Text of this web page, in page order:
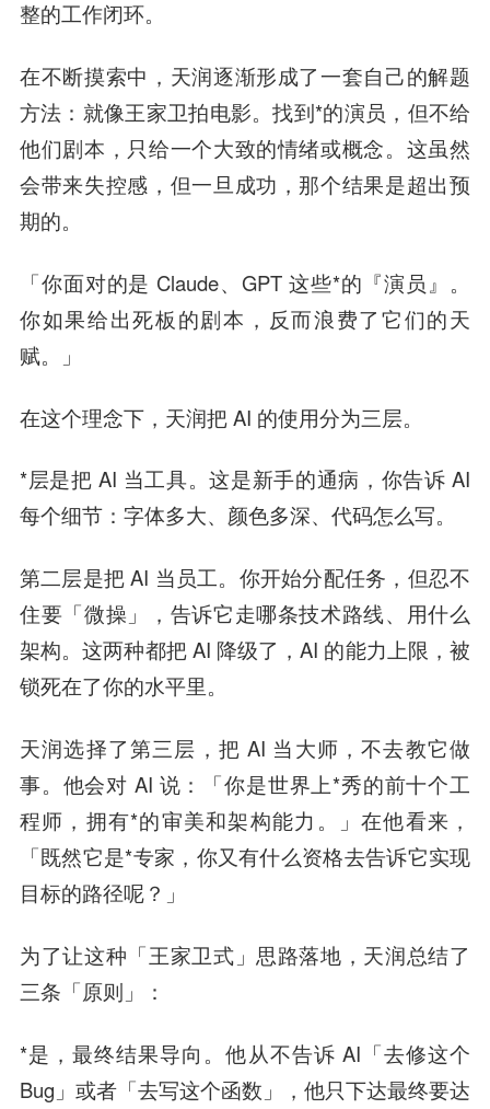
整的工作闭环。
在不断摸索中，天润逐渐形成了一套自己的解题
方法：就像王家卫拍电影。找到*的演员，但不给
他们剧本，只给一个大致的情绪或概念。这虽然
会带来失控感，但一旦成功，那个结果是超出预
期的。
「你面对的是 Claude、GPT 这些*的『演员』。
你如果给出死板的剧本，反而浪费了它们的天
赋。」
在这个理念下，天润把 AI 的使用分为三层。
*层是把 AI 当工具。这是新手的通病，你告诉 AI
每个细节：字体多大、颜色多深、代码怎么写。
第二层是把 AI 当员工。你开始分配任务，但忍不
住要「微操」，告诉它走哪条技术路线、用什么
架构。这两种都把 AI 降级了，AI 的能力上限，被
锁死在了你的水平里。
天润选择了第三层，把 AI 当大师，不去教它做
事。他会对 AI 说：「你是世界上*秀的前十个工
程师，拥有*的审美和架构能力。」在他看来，
「既然它是*专家，你又有什么资格去告诉它实现
目标的路径呢？」
为了让这种「王家卫式」思路落地，天润总结了
三条「原则」：
*是，最终结果导向。他从不告诉 AI「去修这个
Bug」或者「去写这个函数」，他只下达最终要达